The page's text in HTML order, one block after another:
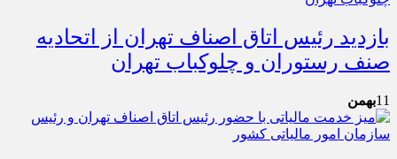
بازدید رئیس اتاق اصناف تهران از اتحادیه
صنف رستوران و چلوکباب تهران
11بهمن